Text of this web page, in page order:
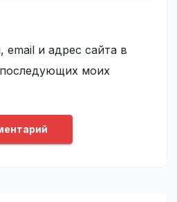
и адрес сайта в
моих